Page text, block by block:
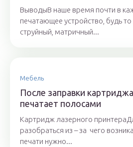
ВыводыВ наше время почти в
печатающее устройство, будь то
струйный, матричный...
Мебель
После заправки
печатает полосами
Картридж лазерного
разобраться из – за чего
печати нужно...